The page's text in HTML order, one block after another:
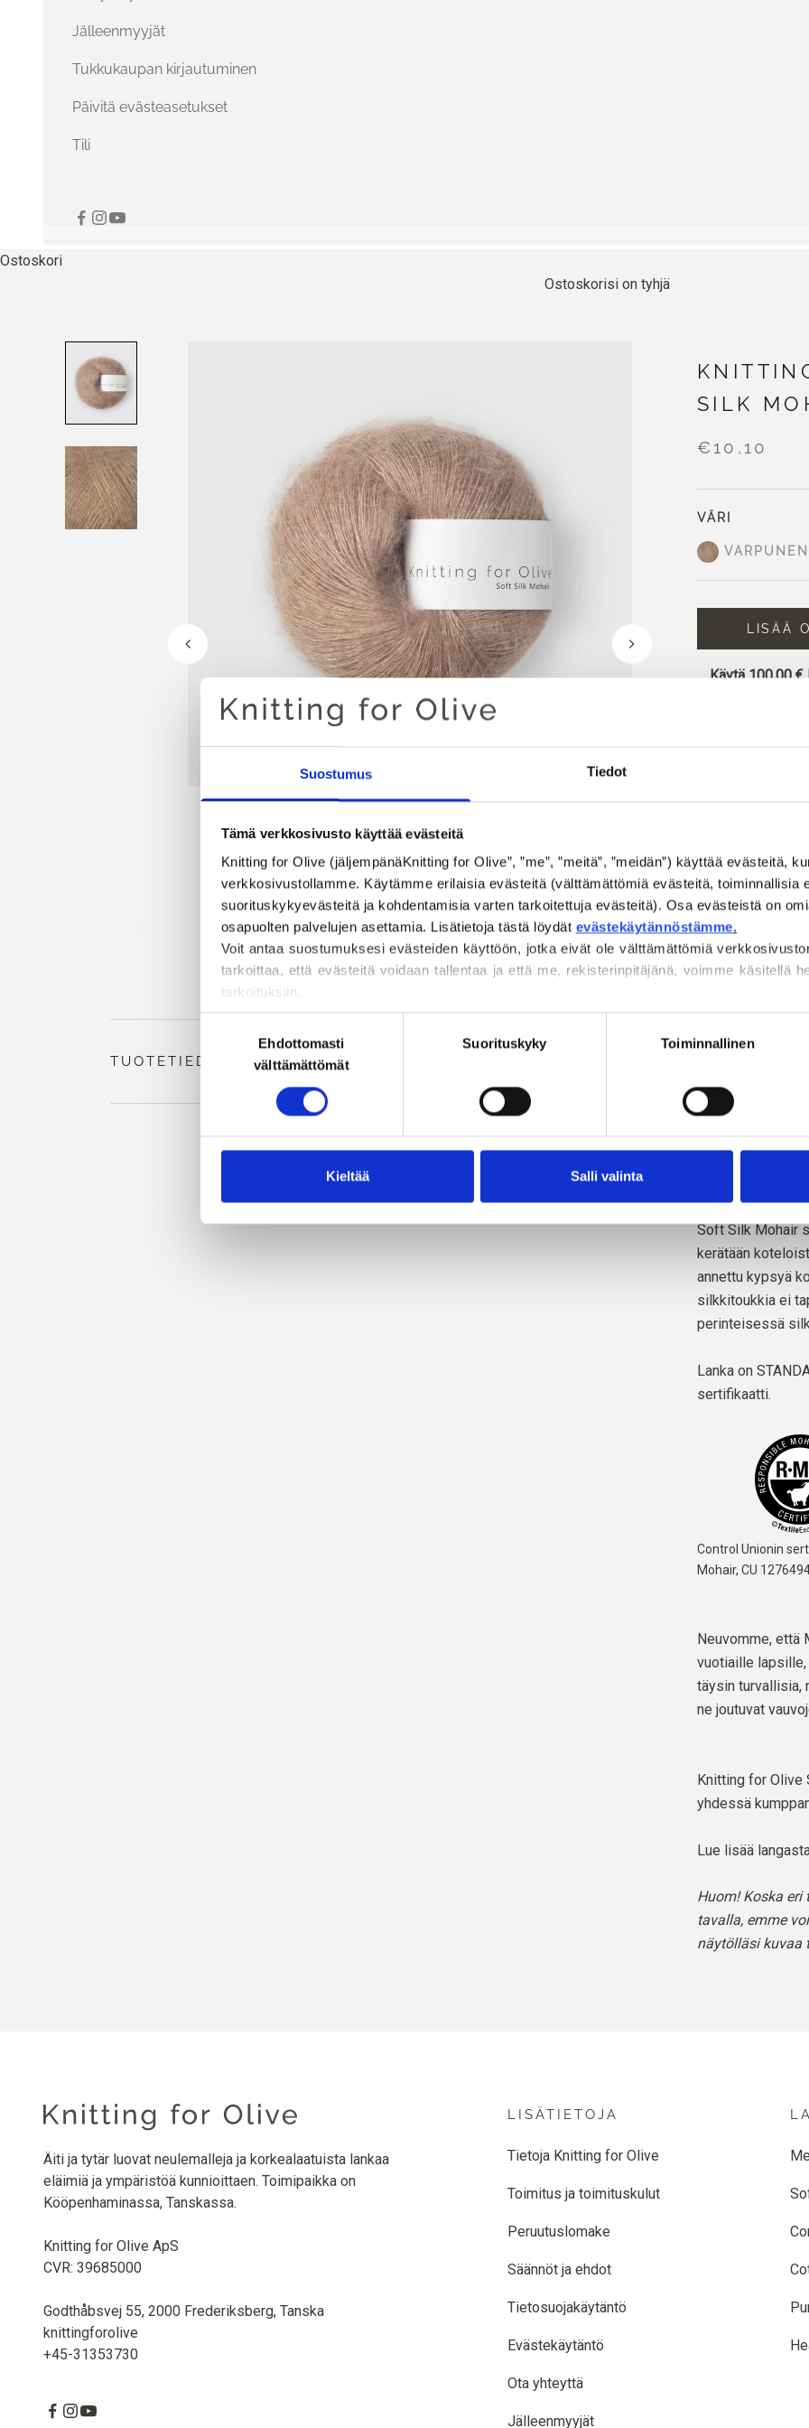
Suostumus Tiedot
Tämä verkkosivusto käyttää evästeitä
Knitting for Olive (jäljempänäKnitting for Olive”, ”me”, ”meitä”, ”meidän”) käyttää evästeitä,
verkkosivustollamme. Käytämme erilaisia evästeitä (välttämättömiä evästeitä, toiminnallisia
suorituskykyevästeitä ja kohdentamisia varten tarkoitettuja evästeitä). Osa evästeistä on
osapuolten palvelujen asettamia. Lisätietoja tästä löydät evästekäytännöstämme.
Voit antaa suostumuksesi evästeiden käyttöön, jotka eivät ole välttämättömiä
tarkoittaa, että evästeitä voidaan tallentaa ja että me, rekisterinpitäjänä, voimme käsitellä
tarkoituksiin.
Voit muuttaa tai peruuttaa suostumuksesi milloin tahansa evästekäytäntömme, josta
estämisestä ja poistamisesta.
Suostumuksen
Ehdottomasti
välttämättömät
Suorituskyky Toiminnallinen
Kieltää Salli valinta
Jälleenmyyjät
Tukkukaupan kirjautuminen
Päivitä evästeasetukset
Tili
Ostoskori
Ostoskorisi on tyhjä
SILK
€10,10
VÄRI
VARPUNEN
LISÄÄ
Käytä100,00 €
Klo 13.00
samana
Knitting for
hienointa kid-
Mohairimme on
angoravuohista,
Lankamme ovat
tarkoittaa, että
viljelijöiltä ja miltä
Kaikki mohair on
mohair-
Lanka tuotetaan
sosiaalisesti
eettisiä,
lankoja, joissa ei
Soft Silk Mohair
kerätään
annettu kypsyä
silkkitoukkia ei
perinteisessä
Lanka on
sertifikaatti.
Control Unionin
Mohair, CU
Neuvomme, että
vuotiaille
täysin turvallisia,
ne joutuvat
Knitting for Olive
yhdessä
Lue lisää
Huom! Koska
tavalla, emme
näytölläsi kuvaa
TUOTETIEDOT
Äiti ja tytär luovat neulemalleja ja korkealaatuista lankaa
eläimiä ja ympäristöä kunnioittaen. Toimipaikka on
Kööpenhaminassa, Tanskassa.
Knitting for Olive ApS
CVR: 39685000
Godthåbsvej 55, 2000 Frederiksberg, Tanska
knittingforolive
+45-31353730
LISÄTIETOJA
Tietoja Knitting for Olive
Toimitus ja toimituskulut
Peruutuslomake
Säännöt ja ehdot
Tietosuojakäytäntö
Evästekäytäntö
Ota yhteyttä
Jälleenmyyjät